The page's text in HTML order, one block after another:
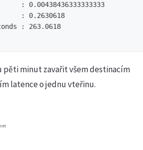
:
0.00438436333333333
:
0.2630618
: 263.0618
pěti minut zavařit všem destinacím
latence o jednu vteřinu.